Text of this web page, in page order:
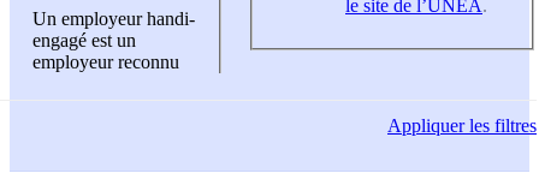
Un employeur handi-
engagé est un
employeur reconnu
le site de l’UNEA.
Appliquerles filtres